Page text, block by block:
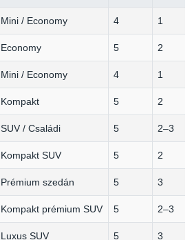
Mini / Economy 4 1
Economy 5 2
Mini / Economy 4 1
Kompakt 5 2
SUV / Családi 5 2–3
Kompakt SUV 5 2
Prémium szedán 5 3
Kompakt prémium SUV 5 2–3
Luxus SUV 5 3